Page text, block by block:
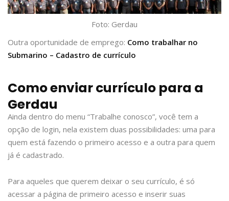
Foto: Gerdau
Outra oportunidade de emprego: Como trabalhar no
Submarino – Cadastro de currículo
Como enviar currículo para a
Gerdau
Ainda dentro do menu “Trabalhe conosco”, você tem a
opção de login, nela existem duas possibilidades: uma para
quem está fazendo o primeiro acesso e a outra para quem
já é cadastrado.
Para aqueles que querem deixar o seu currículo, é só
acessar a página de primeiro acesso e inserir suas